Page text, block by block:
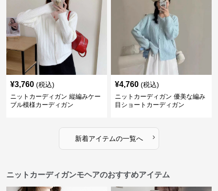
¥3,760 (税込)
ニットカーディガン 縦編みケー
ブル模様カーディガン
¥4,760 (税込)
ニットカーディガン 優美な編み
目ショートカーディガン
新着アイテムの一覧へ ›
ニットカーディガンモヘアのおすすめアイテム